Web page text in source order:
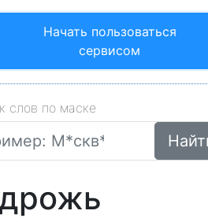
Начать пользоваться
сервисом
слов по маске